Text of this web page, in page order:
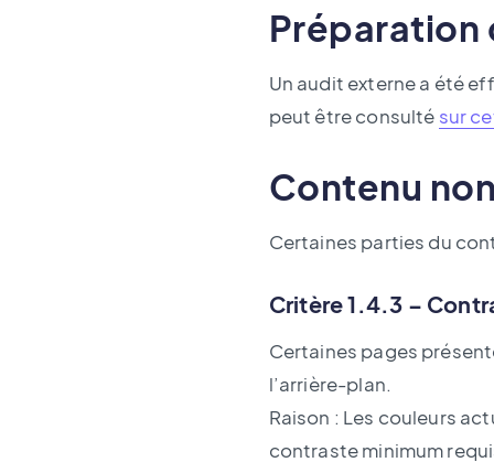
Préparation
Un audit externe a été
peut être consulté sur
Contenu
Certaines parties du
Critère 1.4.3 –
Certaines pages
l’arrière-plan.
Raison : Les couleurs
contraste minimum